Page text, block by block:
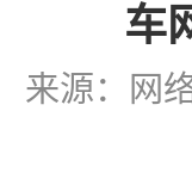
车
来源：网